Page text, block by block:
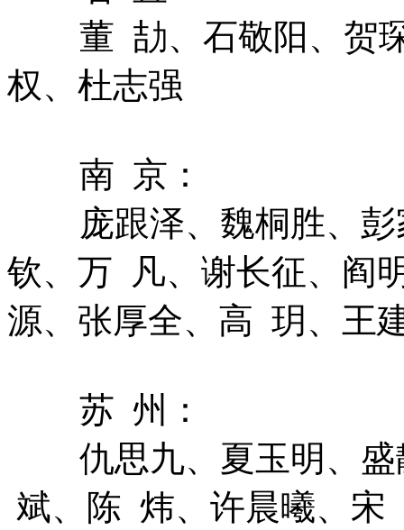
董 劼、石敬阳、贺
权、杜志强
南 京：
庞跟泽、魏桐胜、
钦、万 凡、谢长征、阎
源、张厚全、高 玥、王
苏 州：
仇思九、夏玉明、
斌、陈 炜、许晨曦、